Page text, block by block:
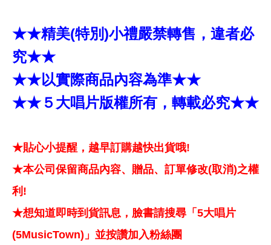
★★精美(特別)小禮嚴禁轉售，違者必
究★★
★★以實際商品內容為準★★
★★５大唱片版權所有，轉載必究★★
★貼心小提醒，越早訂購越快出貨哦!
★本公司保留商品內容、贈品、訂單修改(取消)之權
利!
★想知道即時到貨訊息，臉書請搜尋「5大唱片
(5MusicTown)」並按讚加入粉絲團